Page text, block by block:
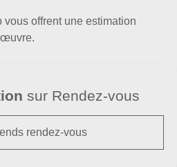
offrent une estimation
œuvre.
sur Rendez-vous
rendez-vous